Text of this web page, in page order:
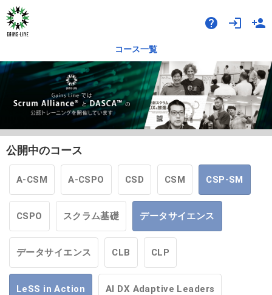
help login person_add
コース一覧
公開中のコース
A-CSM A-CSPO CSD CSM CSP-SM
CSPO スクラム基礎 データサイエンス
データサイエンス CLB CLP
LeSS in Action AI DX Adaptive Leaders